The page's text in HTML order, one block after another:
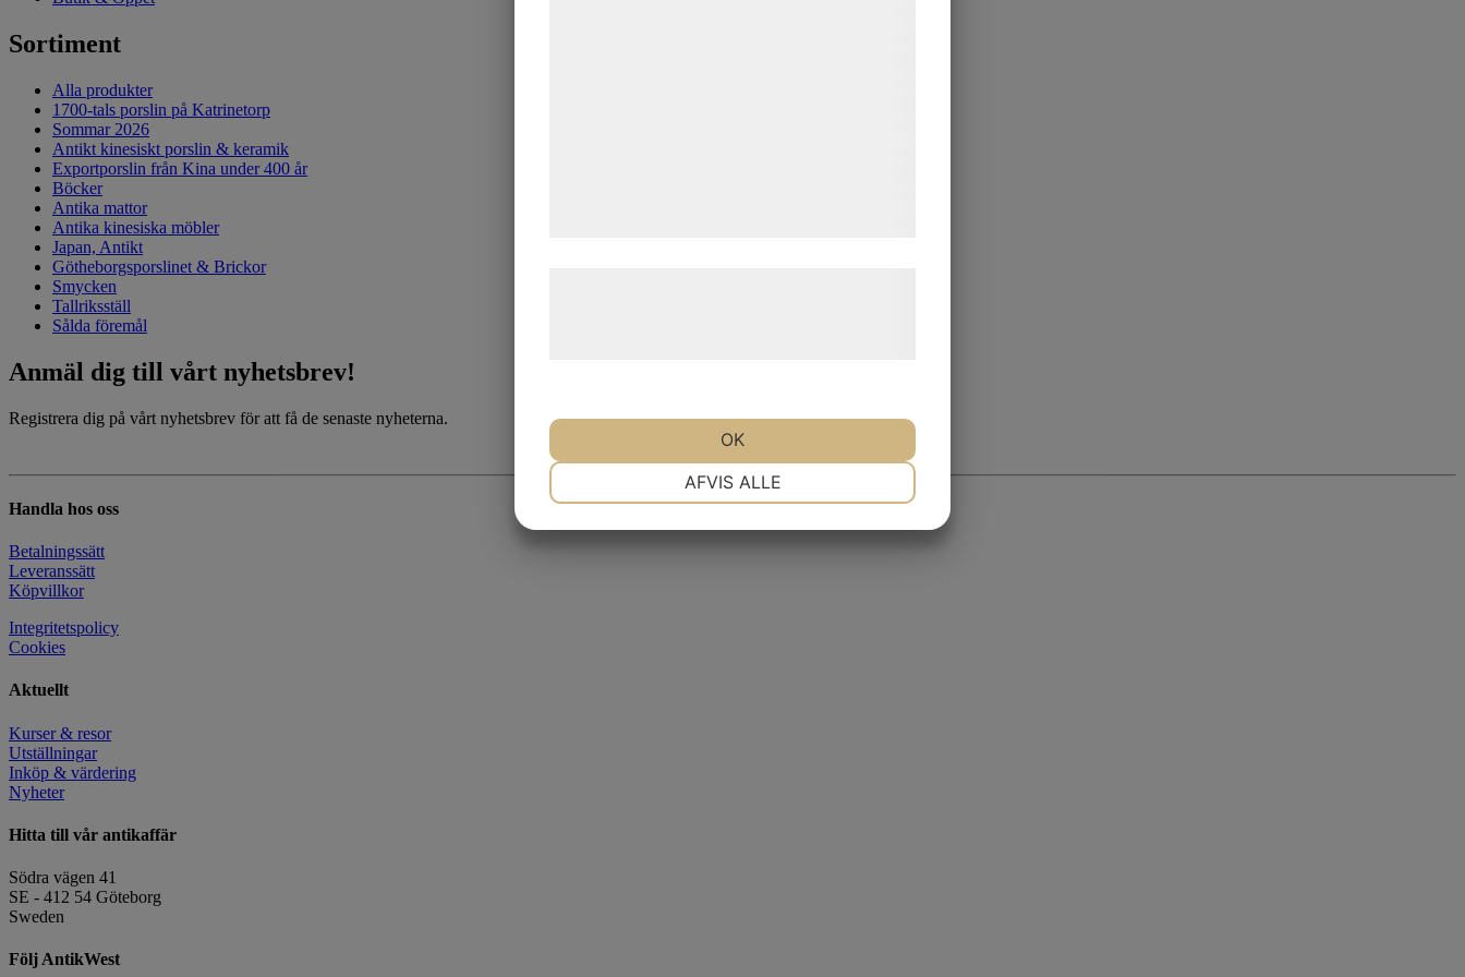
Sortiment
Alla produkter
1700-tals porslin på Katrinetorp
Sommar 2026
Antikt kinesiskt porslin & keramik
Exportporslin från Kina under 400 år
Böcker
Antika mattor
Antika kinesiska möbler
Japan, Antikt
Götheborgsporslinet & Brickor
Smycken
Tallriksställ
Sålda föremål
Anmäl dig till vårt nyhetsbrev!
Registrera dig på vårt nyhetsbrev för att få de senaste nyheterna.
Handla hos oss
Betalningssätt
Leveranssätt
Köpvillkor
Integritetspolicy
Cookies
Aktuellt
Kurser & resor
Utställningar
Inköp & värdering
Nyheter
Hitta till vår antikaffär
Södra vägen 41
SE - 412 54 Göteborg
Sweden
Följ AntikWest
AFVIS ALLE
OK